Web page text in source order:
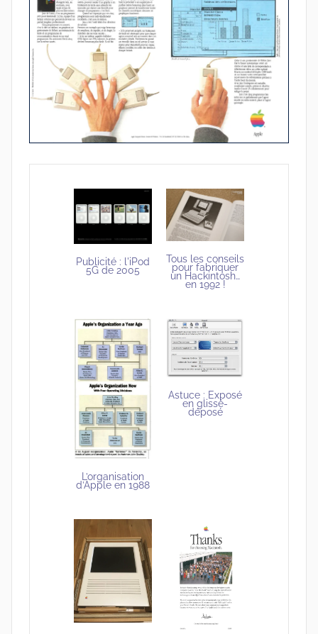
Publicité : l'iPod
5G de 2005
Tous les conseils
pour fabriquer
un Hackintosh…
en 1992 !
L’organisation
d’Apple en 1988
Astuce : Exposé
en glissé-
déposé